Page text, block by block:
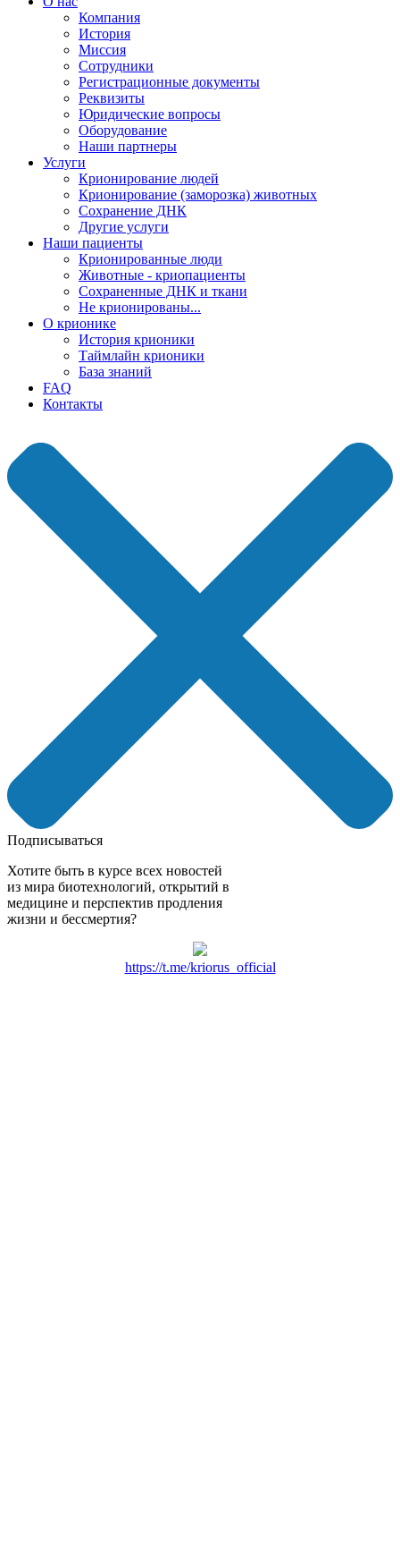
Компания
История
Миссия
Сотрудники
Регистрационные документы
Реквизиты
Юридические вопросы
Оборудование
Наши партнеры
Услуги
Крионирование людей
Крионирование (заморозка) животных
Сохранение ДНК
Другие услуги
Наши пациенты
Крионированные люди
Животные - криопациенты
Сохраненные ДНК и ткани
Не крионированы...
О крионике
История крионики
Таймлайн крионики
База знаний
FAQ
Контакты
Подписываться
Хотите быть в курсе всех новостей
из мира биотехнологий, открытий в
медицине и перспектив продления
жизни и бессмертия?
https://t.me/kriorus_official